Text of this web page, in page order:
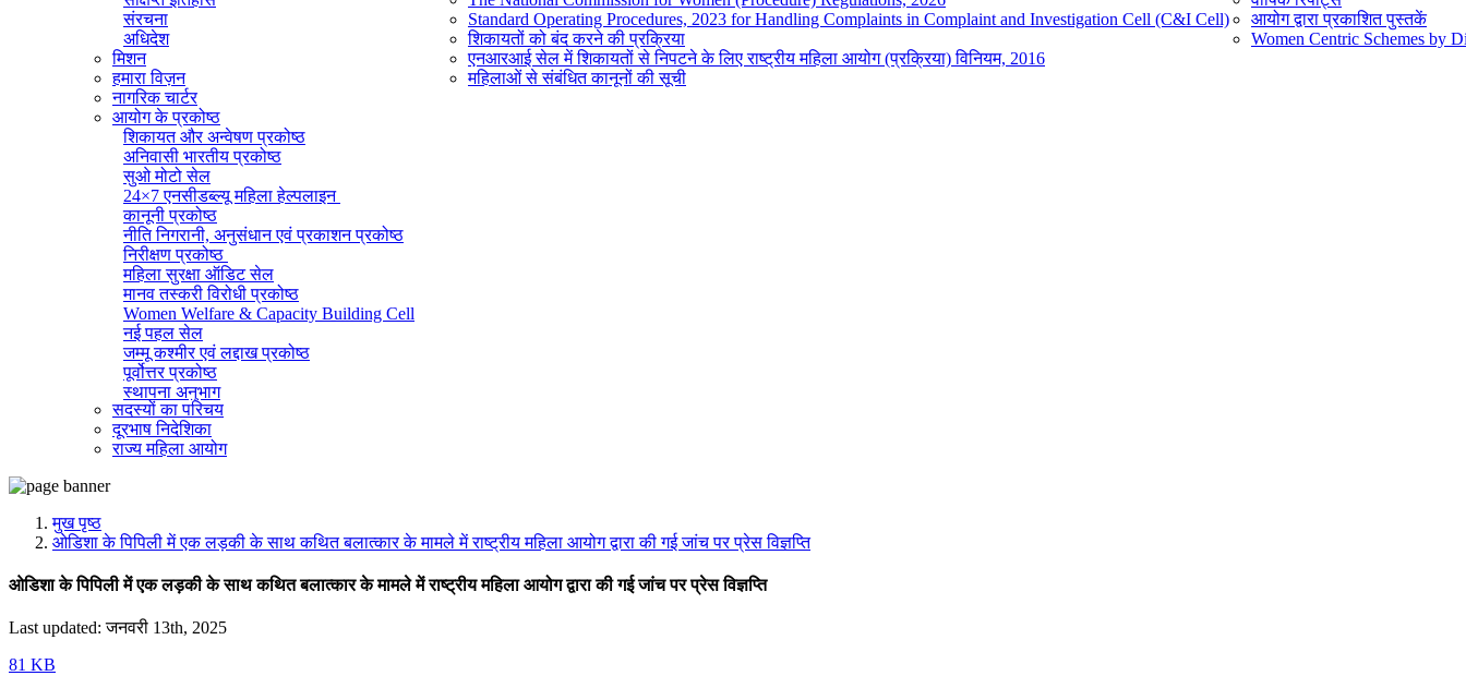
संरचना
अधिदेश
मिशन
हमारा विज़न
नागरिक चार्टर
आयोग के प्रकोष्ठ
शिकायत और अन्वेषण प्रकोष्ठ
अनिवासी भारतीय प्रकोष्ठ
सुओ मोटो सेल
24×7 एनसीडब्ल्यू महिला हेल्पलाइन
कानूनी प्रकोष्ठ
नीति निगरानी, ​​अनुसंधान एवं प्रकाशन प्रकोष्ठ
निरीक्षण प्रकोष्ठ
महिला सुरक्षा ऑडिट सेल
मानव तस्करी विरोधी प्रकोष्ठ
Women Welfare & Capacity Building Cell
नई पहल सेल
जम्मू कश्मीर एवं लद्दाख प्रकोष्ठ
पूर्वोत्तर प्रकोष्ठ
स्थापना अनुभाग
व्यवस्थापक अनुभाग (सामान्य)
सूचना का अधिकार प्रकोष्ठ
राजभाषा प्रकोष्ठ
डिजिटल शक्ति केंद्र
सदस्यों का परिचय
दूरभाष निदेशिका
राज्य महिला आयोग
Standard Operating Procedures, 2023 for Handling Complaints in Complaint and Investigation Cell (C&I Cell)
शिकायतों को बंद करने की प्रक्रिया
एनआरआई सेल में शिकायतों से निपटने के लिए राष्ट्रीय महिला आयोग (प्रक्रिया) विनियम, 2016
महिलाओं से संबंधित कानूनों की सूची
आयोग द्वारा प्रकाशित पुस्तकें
Women Centric Schemes by
मुख पृष्ठ
ओडिशा के पिपिली में एक लड़की के साथ कथित बलात्कार के मामले में राष्ट्रीय महिला आयोग द्वारा की गई जांच पर प्रेस विज्ञप्ति
ओडिशा के पिपिली में एक लड़की के साथ कथित बलात्कार के मामले में राष्ट्रीय महिला आयोग द्वारा की गई जांच पर प्रेस विज्ञप्ति
Last updated: जनवरी 13th, 2025
81 KB